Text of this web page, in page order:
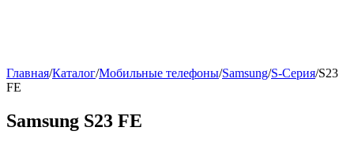
Главная/Каталог/Мобильные телефоны/Samsung/S-Серия/S23
FE
Samsung S23 FE